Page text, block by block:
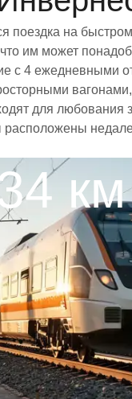
поездка на
им может
с 4
для
км